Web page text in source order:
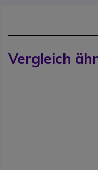
Vergleich